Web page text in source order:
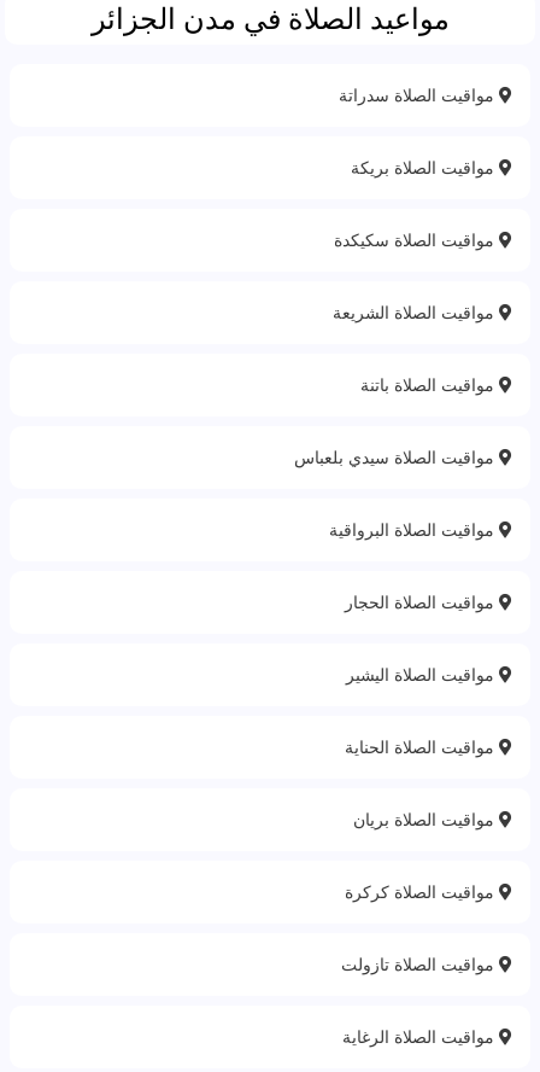
مواعيد الصلاة في مدن الجزائر
مواقيت الصلاة سدراتة
مواقيت الصلاة بريكة
مواقيت الصلاة سكيكدة
مواقيت الصلاة الشريعة
مواقيت الصلاة باتنة‎
مواقيت الصلاة سيدي بلعباس
مواقيت الصلاة البرواقية
مواقيت الصلاة الحجار
مواقيت الصلاة اليشير
مواقيت الصلاة الحناية
مواقيت الصلاة بريان
مواقيت الصلاة كركرة
مواقيت الصلاة تازولت
مواقيت الصلاة الرغاية